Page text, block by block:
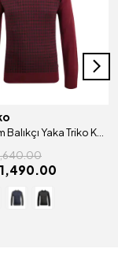
Erkek Yarım Balıkçı Yaka Triko Kazak Desenli Çelik Örgü Klasik Kalıp - 4605B